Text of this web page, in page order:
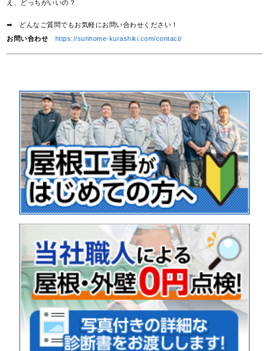
え、どっちがいいの？
➡ どんなご質問でもお気軽にお問い合わせください！
お問い合わせ
https://sunhome-kurashiki.com/contact/